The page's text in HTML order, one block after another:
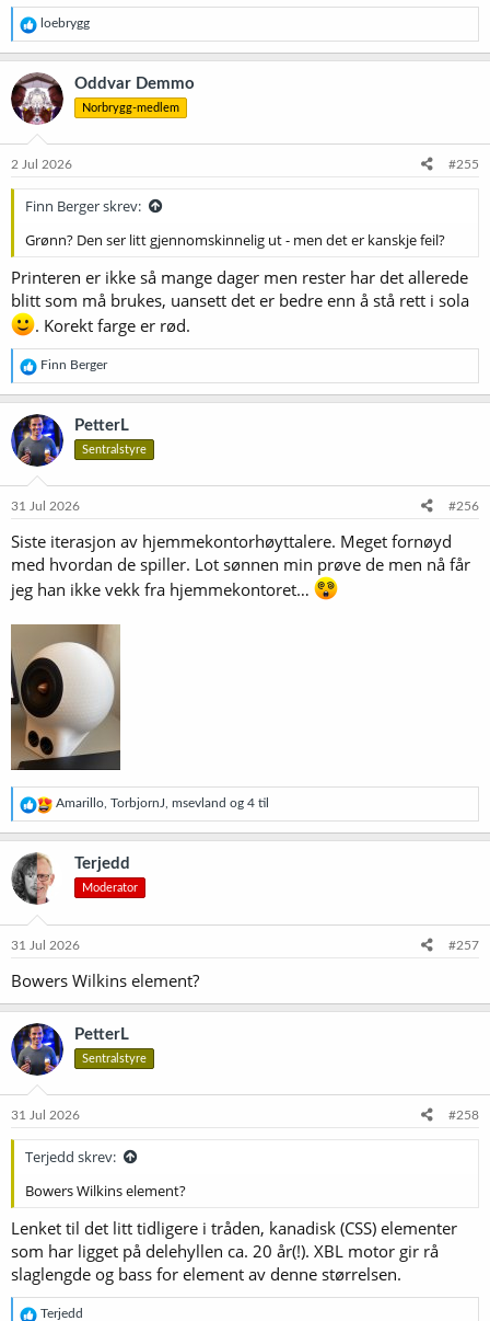
R
e
a
k
s
j
o
e
loebrygg
Oddvar Demmo
Norbrygg-medlem
2 Jul 2026 #255
Finn Berger skrev:
Grønn? Den ser litt gjennomskinnelig ut - men det er kanskje feil?
Printeren er ikke så mange dager men rester har det allerede
blitt som må brukes, uansett det er bedre enn å stå rett i sola
. Korekt farge er rød.
R
e
a
k
s
j
o
e
:
Finn Berger
PetterL
Sentralstyre
31 Jul 2026 #256
Siste iterasjon av hjemmekontorhøyttalere. Meget fornøyd
med hvordan de spiller. Lot sønnen min prøve de men nå får
jeg han ikke vekk fra hjemmekontoret…
R
e
a
n
e
:
Amarillo TorbjornJ msevland og 4 til
Terjedd
Moderator
31 Jul 2026 #257
Bowers Wilkins element?
PetterL
Sentralstyre
31 Jul 2026 #258
Terjedd skrev:
Bowers Wilkins element?
Lenket til det litt tidligere i tråden, kanadisk (CSS) elementer
som har ligget på delehyllen ca. 20 år(!). XBL motor gir rå
slaglengde og bass for element av denne størrelsen.
R
Terjedd